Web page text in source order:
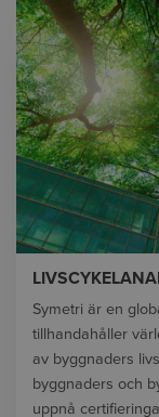
Symetri är en
tillhandahåller
av byggnaders
byggnaders och
uppnå